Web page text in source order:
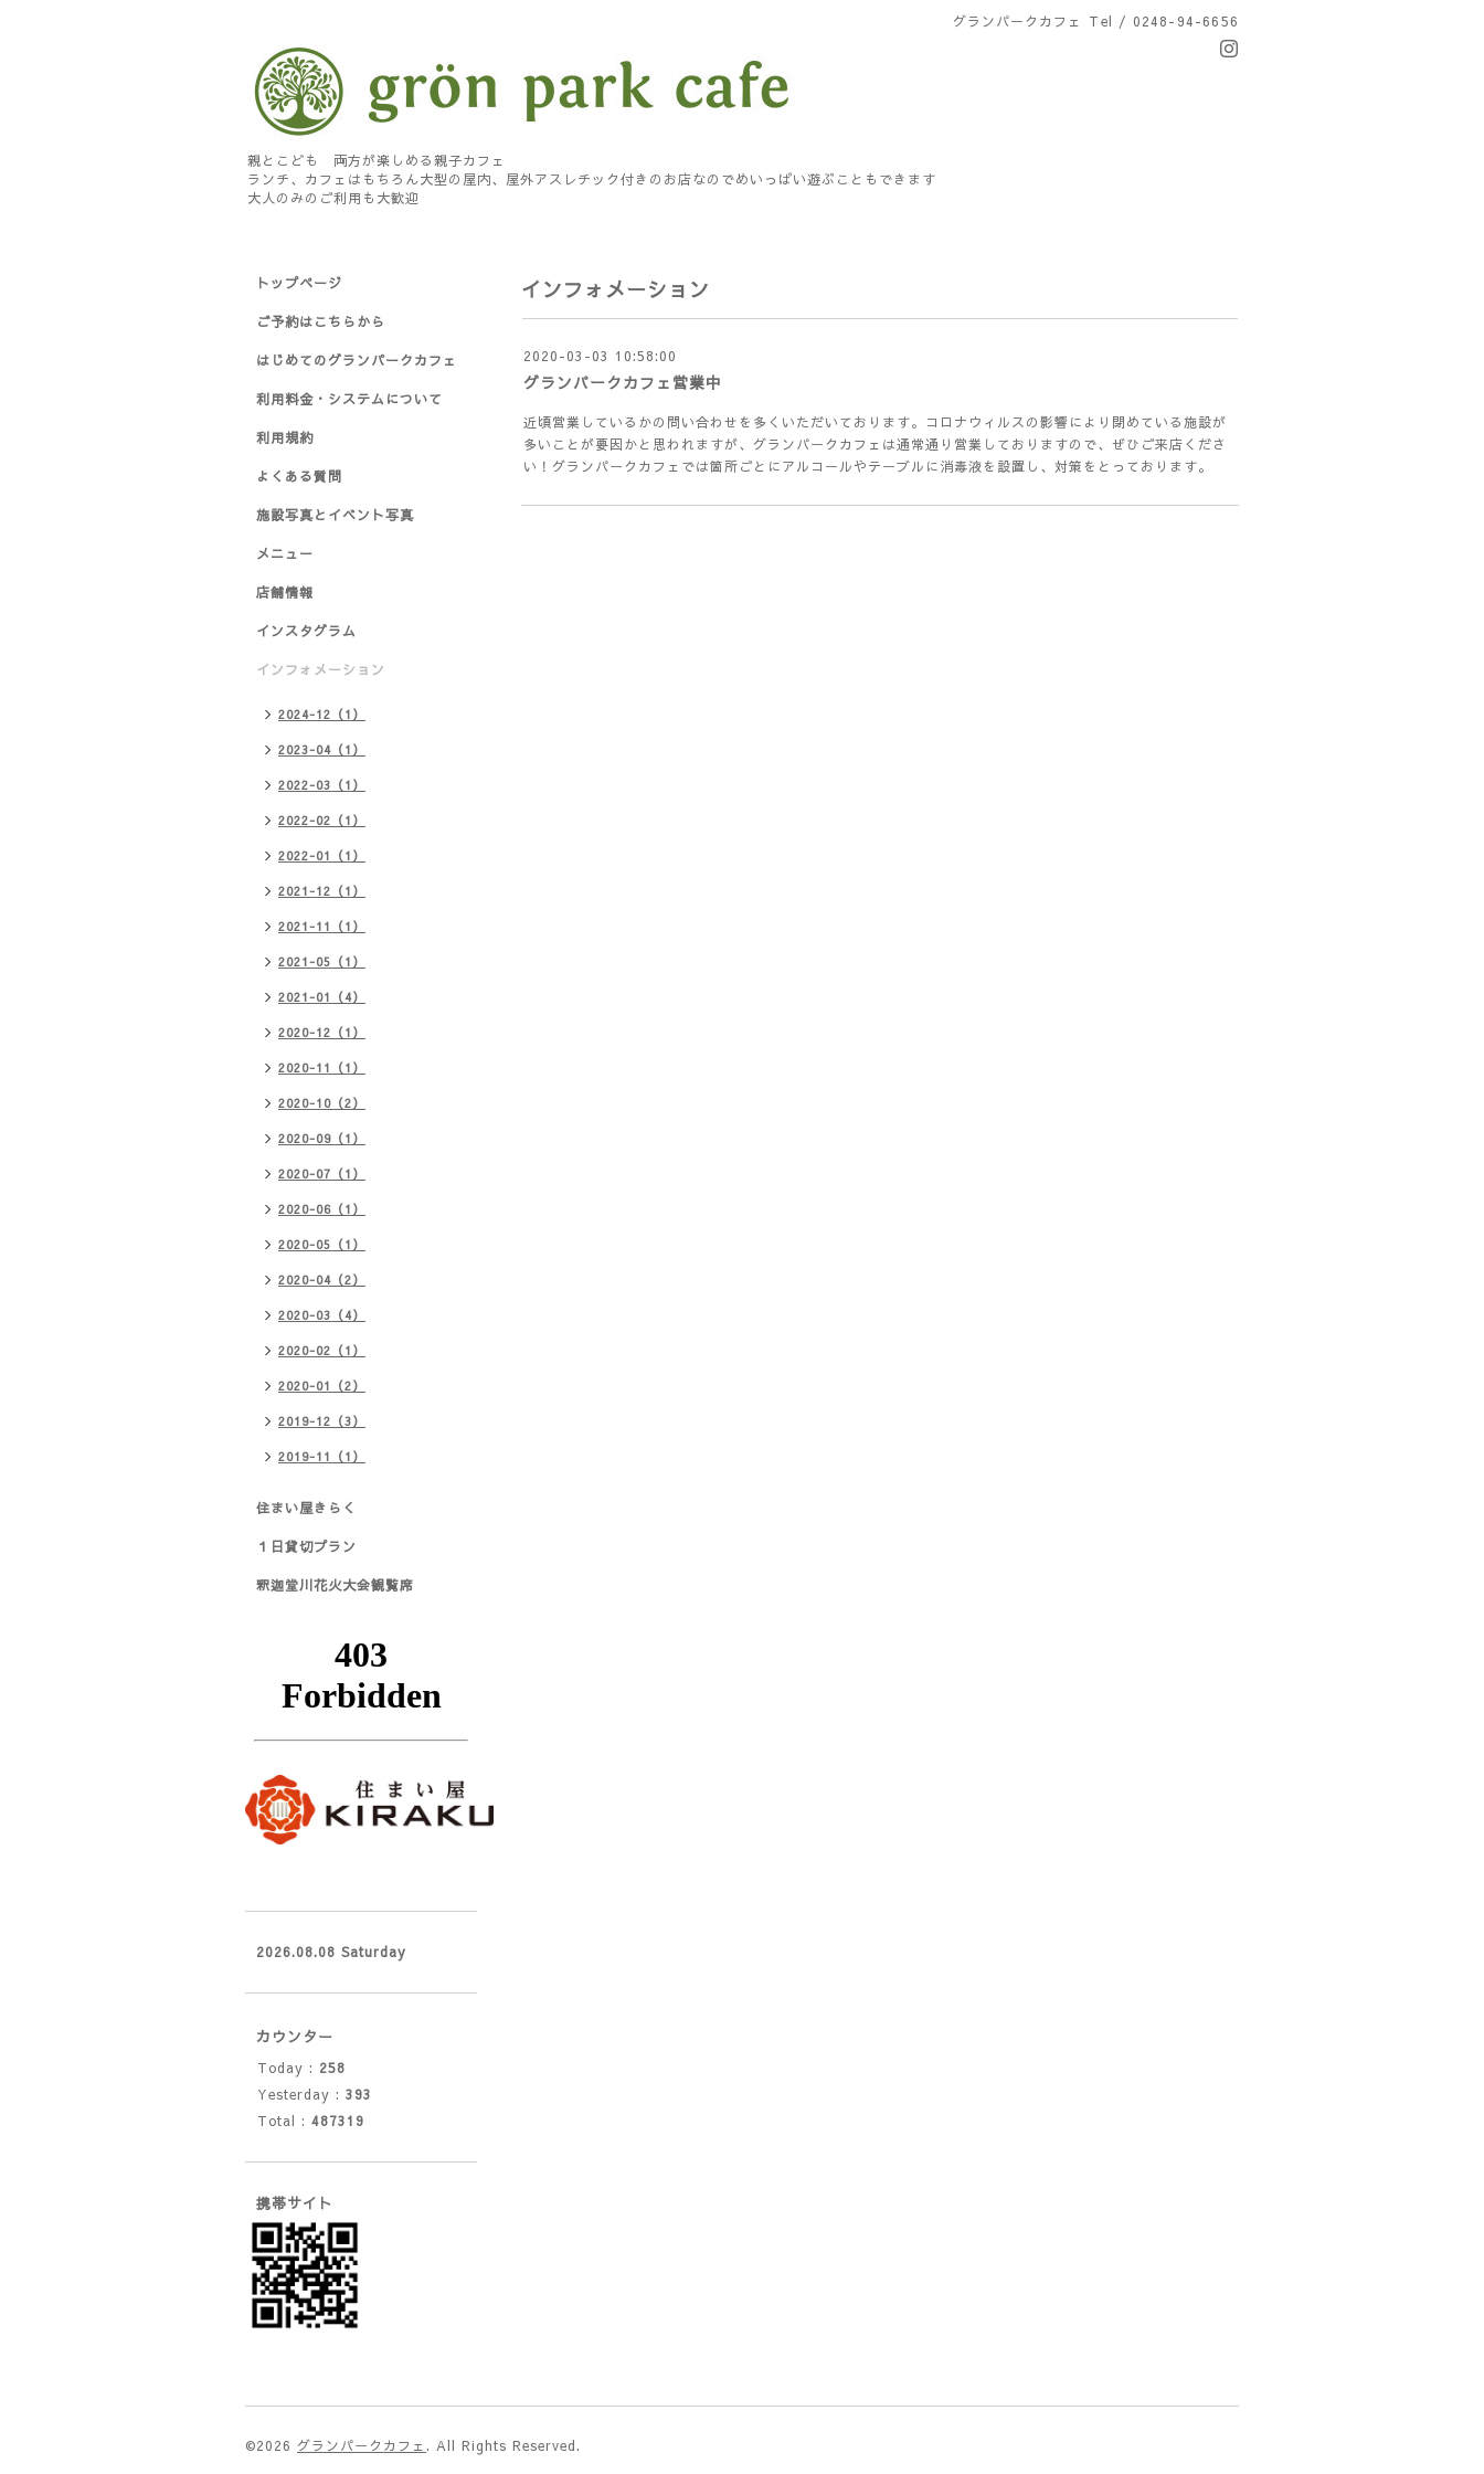
グランパークカフェ Tel / 0248-94-6656
親とこども 両方が楽しめる親子カフェ
ランチ、カフェはもちろん大型の屋内、屋外アスレチック付きのお店なのでめいっぱい遊ぶこともできます
大人のみのご利用も大歓迎
インフォメーション
2020-03-03 10:58:00
グランパークカフェ営業中
近頃営業しているかの問い合わせを多くいただいております。コロナウィルスの影響により閉めている施設が
多いことが要因かと思われますが、グランパークカフェは通常通り営業しておりますので、ぜひご来店くださ
い！グランパークカフェでは箇所ごとにアルコールやテーブルに消毒液を設置し、対策をとっております。
トップページ
ご予約はこちらから
はじめてのグランパークカフェ
利用料金・システムについて
利用規約
よくある質問
施設写真とイベント写真
メニュー
店舗情報
インスタグラム
インフォメーション
2024-12（1）
2023-04（1）
2022-03（1）
2022-02（1）
2022-01（1）
2021-12（1）
2021-11（1）
2021-05（1）
2021-01（4）
2020-12（1）
2020-11（1）
2020-10（2）
2020-09（1）
2020-07（1）
2020-06（1）
2020-05（1）
2020-04（2）
2020-03（4）
2020-02（1）
2020-01（2）
2019-12（3）
2019-11（1）
住まい屋きらく
１日貸切プラン
釈迦堂川花火大会観覧席
2026.08.08 Saturday
カウンター
Today : 258
Yesterday : 393
Total : 487319
携帯サイト
©2026 グランパークカフェ. All Rights Reserved.